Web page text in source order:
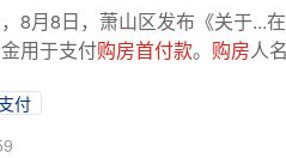
8月8日，萧山区发布《关于...
用于支付购房首付款。 购房人
支付